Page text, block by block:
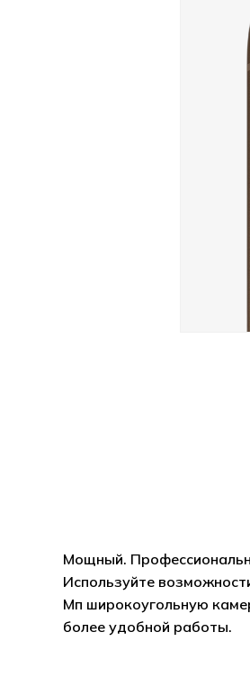
Мощный.
Используйте
Мп широкоугольную
более удобной работы.